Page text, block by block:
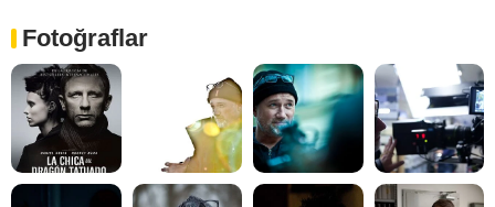
Fotoğraflar